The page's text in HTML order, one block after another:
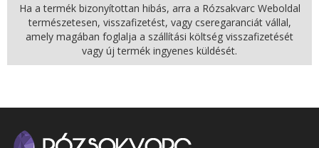
Ha a termék bizonyítottan hibás, arra a Rózsakvarc Weboldal
természetesen, visszafizetést, vagy cseregaranciát vállal,
amely magában foglalja a szállítási költség visszafizetését
vagy új termék ingyenes küldését.